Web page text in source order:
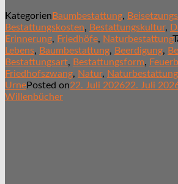
KategorienBaumbestattung,
Bestattungskosten, Bestattungskultur,
Erinnerung, Friedhöfe, Naturbestattung
Lebens, Baumbestattung, Beerdigung,
Bestattungsart, Bestattungsform,
Friedhofszwang, Natur, Naturbestattung
UrnePosted on22. Juli 202622. Juli
Willenbücher